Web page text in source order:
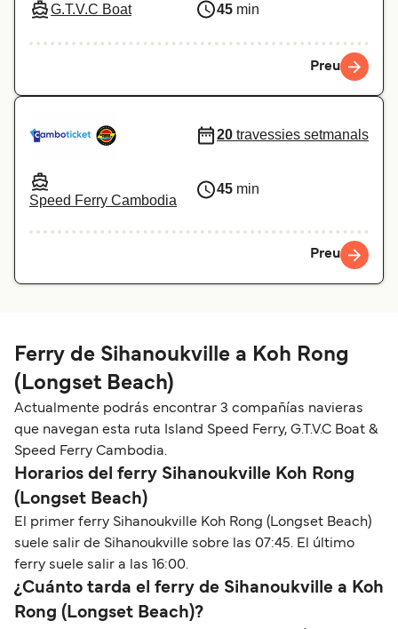
G.T.V.C Boat 45 min
Preu
Speed Ferry Cambodia
20 travessies setmanals
45 min
Preu
Ferry de Sihanoukville a Koh Rong
(Longset Beach)
Actualmente podrás encontrar 3 compañías navieras
que navegan esta ruta Island Speed Ferry, G.T.V.C Boat &
Speed Ferry Cambodia.
Horarios del ferry Sihanoukville Koh Rong
(Longset Beach)
El primer ferry Sihanoukville Koh Rong (Longset Beach)
suele salir de Sihanoukville sobre las 07:45. El último
ferry suele salir a las 16:00.
¿Cuánto tarda el ferry de Sihanoukville a Koh
Rong (Longset Beach)?